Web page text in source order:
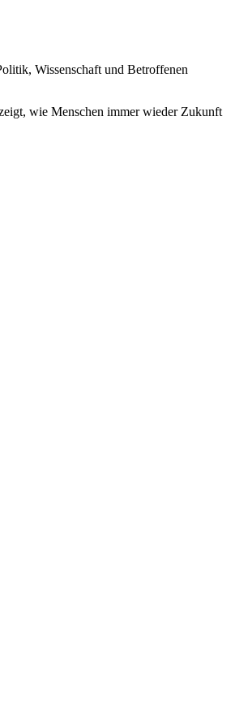
Wissenschaft und Betroffenen
wie Menschen immer wieder Zukunft